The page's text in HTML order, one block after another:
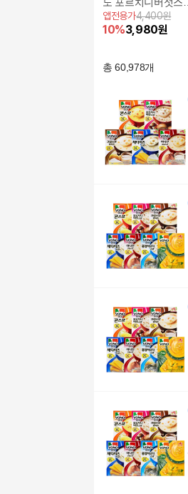
1g
앱전용가4,400원
10%3,980원
총60,978개